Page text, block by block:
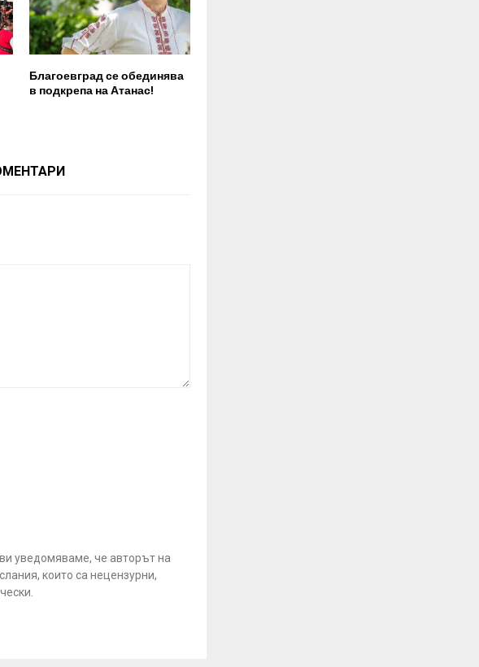
Благоевград се обединява
в подкрепа на Атанас!
уведомяваме, че авторът на
които са нецензурни,